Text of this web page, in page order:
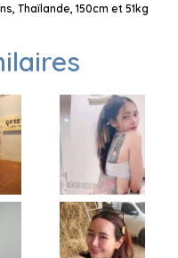
Thaïlande, 150cm et 51kg